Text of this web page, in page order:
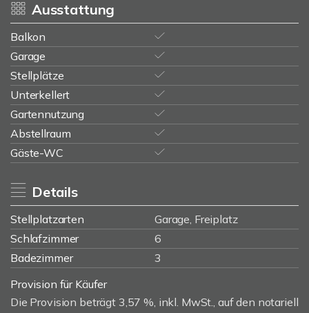
Ausstattung
Balkon
Garage
Stellplätze
Unterkellert
Gartennutzung
Abstellraum
Gäste-WC
Details
Stellplatzarten
Garage, Freiplatz
Schlafzimmer
6
Badezimmer
3
Provision für Käufer
Die Provision beträgt 3,57 %, inkl. MwSt., auf den notariell